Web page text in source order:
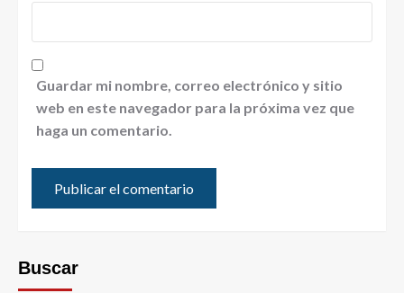
Guardar mi nombre, correo electrónico y sitio
web en este navegador para la próxima vez que
haga un comentario.
Buscar